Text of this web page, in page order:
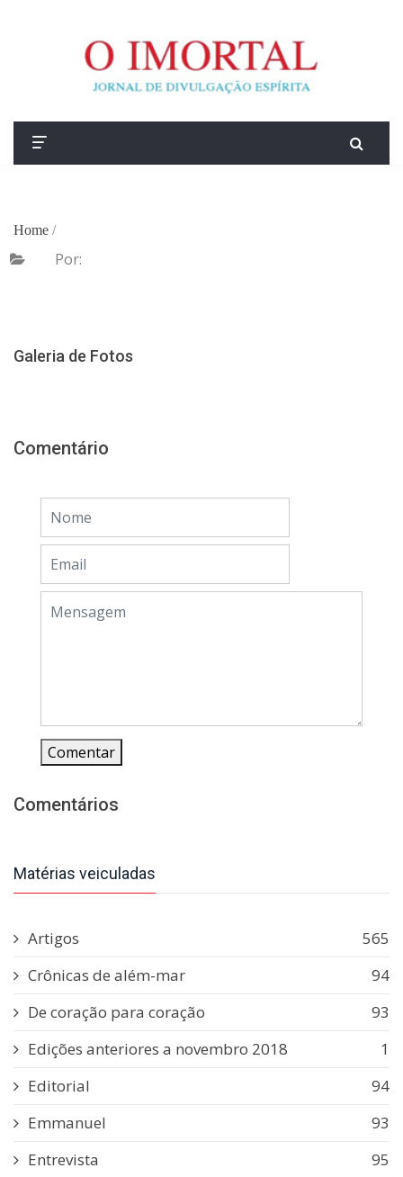
Home /
Por:
Galeria de Fotos
Comentário
Comentar
Comentários
Matérias veiculadas
Artigos
565
Crônicas de além-mar
94
De coração para coração
93
Edições anteriores a novembro 2018
1
Editorial
94
Emmanuel
93
Entrevista
95